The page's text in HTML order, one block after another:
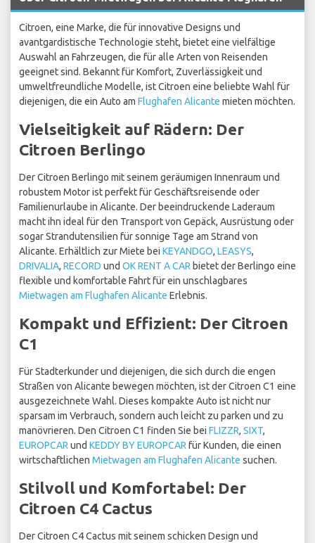
Citroen, eine Marke, die für innovative Designs und
avantgardistische Technologie steht, bietet eine vielfältige
Auswahl an Fahrzeugen, die für alle Arten von Reisenden
geeignet sind. Bekannt für Komfort, Zuverlässigkeit und
umweltfreundliche Modelle, ist Citroen eine beliebte Wahl für
diejenigen, die ein Auto am Flughafen Alicante mieten möchten.
Vielseitigkeit auf Rädern: Der
Citroen Berlingo
Der Citroen Berlingo mit seinem geräumigen Innenraum und
robustem Motor ist perfekt für Geschäftsreisende oder
Familienurlaube in Alicante. Der beeindruckende Laderaum
macht ihn ideal für den Transport von Gepäck, Ausrüstung oder
sogar Strandutensilien für sonnige Tage am Strand von
Alicante. Erhältlich zur Miete bei KEYANDGO, LEASYS,
DRIVALIA, RECORD und OK RENT A CAR bietet der Berlingo eine
flexible und komfortable Fahrt für ein unschlagbares
Mietwagen am Flughafen Alicante Erlebnis.
Kompakt und Effizient: Der Citroen
C1
Für Stadterkunder und diejenigen, die sich durch die engen
Straßen von Alicante bewegen möchten, ist der Citroen C1 eine
ausgezeichnete Wahl. Dieses kompakte Auto ist nicht nur
sparsam im Verbrauch, sondern auch leicht zu parken und zu
manövrieren. Den Citroen C1 finden Sie bei FLIZZR, SIXT,
EUROPCAR und KEDDY BY EUROPCAR für Kunden, die einen
wirtschaftlichen Mietwagen am Flughafen Alicante suchen.
Stilvoll und Komfortabel: Der
Citroen C4 Cactus
Der Citroen C4 Cactus mit seinem schicken Design und